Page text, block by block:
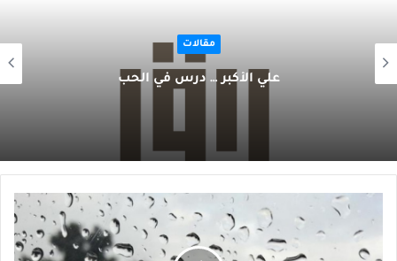
مقالات
علي الأكبر … درس في الحب